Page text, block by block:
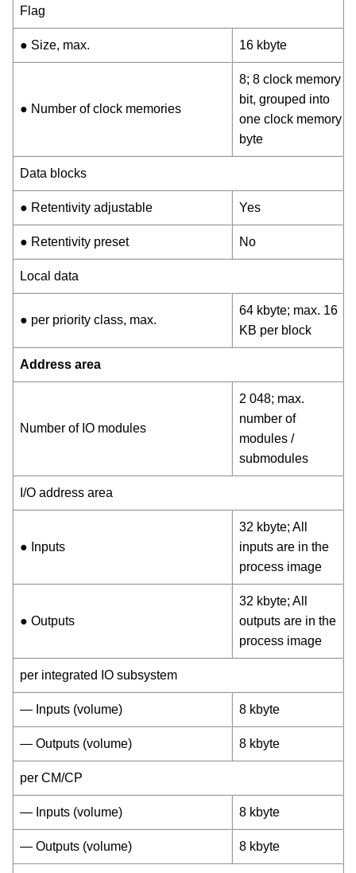
Flag
● Size, max. 16 kbyte
● Number of clock memories
8; 8 clock memory
bit, grouped into
one clock memory
byte
Data blocks
● Retentivity adjustable Yes
● Retentivity preset No
Local data
● per priority class, max.
64 kbyte; max. 16
KB per block
Address area
Number of IO modules
2 048; max.
number of
modules /
submodules
I/O address area
● Inputs
32 kbyte; All
inputs are in the
process image
● Outputs
32 kbyte; All
outputs are in the
process image
per integrated IO subsystem
— Inputs (volume) 8 kbyte
— Outputs (volume) 8 kbyte
per CM/CP
— Inputs (volume) 8 kbyte
— Outputs (volume) 8 kbyte